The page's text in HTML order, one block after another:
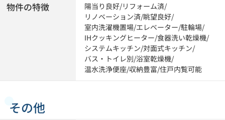
物件の特徴 陽当り良好/リフォーム済/
リノベーション済/眺望良好/
室内洗濯機置場/エレベーター/駐輪場/
IHクッキングヒーター/食器洗い乾燥機/
システムキッチン/対面式キッチン/
バス・トイレ別/浴室乾燥機/
温水洗浄便座/収納豊富/住戸内覧可能
その他